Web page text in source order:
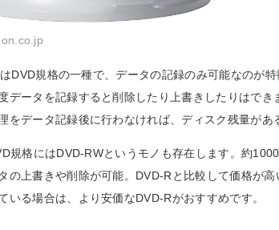
DVD規格の一種で、データの記録のみ可能なのが
データを記録すると削除したり上書きしたりはで
をデータ記録後に行わなければ、ディスク残量があ
規格にはDVD-RWというモノも存在します。約
の上書きや削除が可能。DVD-Rと比較して価格が
いる場合は、より安価なDVD-Rがおすすめです。